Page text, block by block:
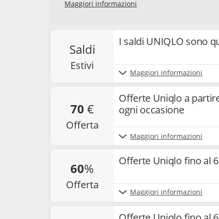
newsletter sui temi "Codici Sconto" e "Offerte".
e cookie utilizzati per misurare i risultati.
e annullare l’iscrizione alla newsletter. Per
nostraprivacy policy
Maggiori informazioni
saldi
estivi
I saldi UNIQLO sono
Maggiori informazioni
70 €
offerta
Offerte Uniqlo a
ogni occasione
Maggiori informazioni
60%
offerta
Offerte Uniqlo fino al
Maggiori informazioni